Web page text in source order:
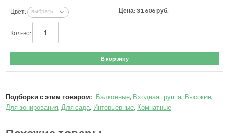
31 606руб.
В корзину
Подборки с этим товаром: Балконные, Входная группа, Высокие,
Для зонирования, Для сада, Интерьерные, Комнатные